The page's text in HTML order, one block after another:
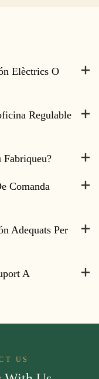
Elèctrics O
Regulable
Comanda
Adequats Per
A
US